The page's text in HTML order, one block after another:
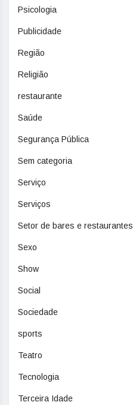
Psicologia
Publicidade
Região
Religião
restaurante
Saúde
Segurança Pública
Sem categoria
Serviço
Serviços
Setor de bares e restaurantes
Sexo
Show
Social
Sociedade
sports
Teatro
Tecnologia
Terceira Idade